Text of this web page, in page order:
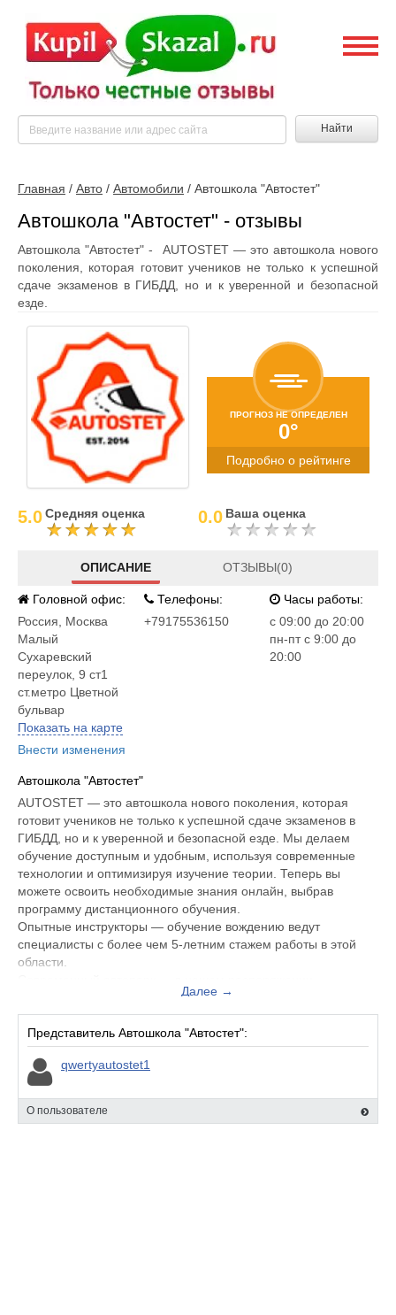
Найти
Главная / Авто / Автомобили / Автошкола "Автостет"
Автошкола "Автостет" - отзывы
Автошкола "Автостет" - AUTOSTET — это автошкола нового
поколения, которая готовит учеников не только к успешной
сдаче экзаменов в ГИБДД, но и к уверенной и безопасной
езде.
ПРОГНОЗ НЕ ОПРЕДЕЛЕН
0°
Подробно о рейтинге
5.0Средняя оценка 0.0 Ваша оценка
ОПИСАНИЕ ОТЗЫВЫ(0)
Головной офис:
Россия
Москва
Малый
Сухаревский
переулок, 9 ст1
ст.метро Цветной
бульвар
Показать на карте
Внести изменения
Телефоны:
+79175536150
Часы работы:
c 09:00 до 20:00
пн-пт с 9:00 до
20:00
Автошкола "Автостет"
AUTOSTET — это автошкола нового поколения, которая
готовит учеников не только к успешной сдаче экзаменов в
ГИБДД, но и к уверенной и безопасной езде. Мы делаем
обучение доступным и удобным, используя современные
технологии и оптимизируя изучение теории. Теперь вы
можете освоить необходимые знания онлайн, выбрав
программу дистанционного обучения.
Опытные инструкторы — обучение вождению ведут
специалисты с более чем 5-летним стажем работы в этой
области.
автомобили ведущих мировых брендов, таких как Skoda,
Renault и Volkswagen.
Оснащённые учебные классы — в процессе обучения
используются электронные учебные материалы, симуляторы
вождения и другое передовое оборудование.
Прозрачная стоимость — все расходы, включая топливо, уже
включены в цену обучения, без скрытых доплат.
Далее →
Представитель Автошкола "Автостет":
qwertyautostet1
О пользователе